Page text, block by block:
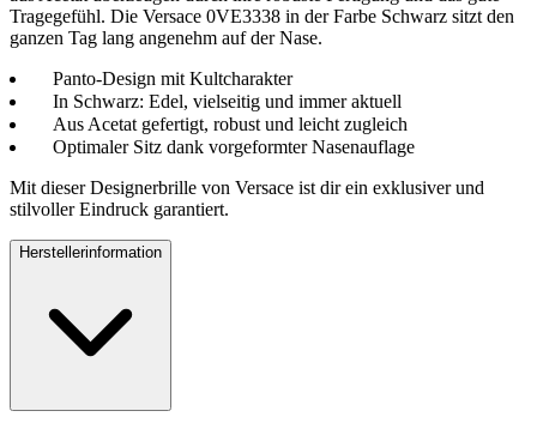
Tragegefühl. Die Versace 0VE3338 in der Farbe Schwarz sitzt den
ganzen Tag lang angenehm auf der Nase.
Panto-Design mit Kultcharakter
In Schwarz: Edel, vielseitig und immer aktuell
Aus Acetat gefertigt, robust und leicht zugleich
Optimaler Sitz dank vorgeformter Nasenauflage
Mit dieser Designerbrille von Versace ist dir ein exklusiver und
stilvoller Eindruck garantiert.
Herstellerinformation